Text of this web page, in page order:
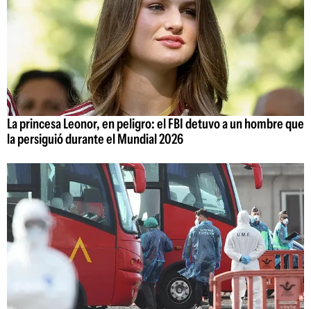
La princesa Leonor, en peligro: el FBI detuvo a un hombre que
la persiguió durante el Mundial 2026